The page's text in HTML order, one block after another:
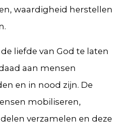
waardigheid herstellen
liefde van God te laten
aan mensen
en in nood zijn. De
mobiliseren,
verzamelen en deze